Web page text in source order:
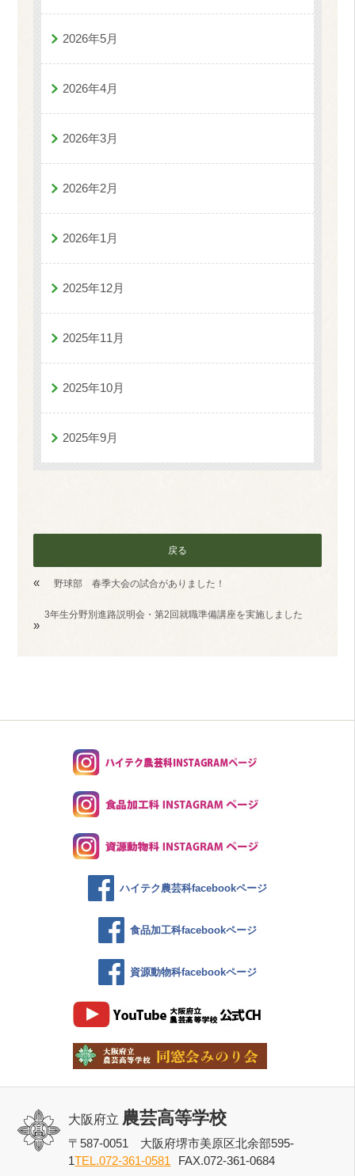
2026年5月
2026年4月
2026年3月
2026年2月
2026年1月
2025年12月
2025年11月
2025年10月
2025年9月
戻る
« 野球部 春季大会の試合がありました！
3年生分野別進路説明会・第2回就職準備講座を実施しました
»
ハイテク農芸科facebookページ
食品加工科facebookページ
資源動物科facebookページ
大阪府立 農芸高等学校
〒587-0051 大阪府堺市美原区北余部595-
1TEL.072-361-0581 FAX.072-361-0684